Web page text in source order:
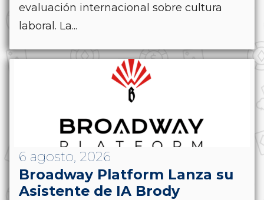
evaluación internacional sobre cultura
laboral. La...
6 agosto, 2026
Broadway Platform Lanza su
Asistente de IA Brody